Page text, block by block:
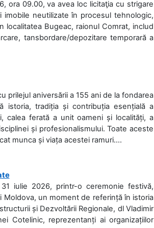
ora 09.00, va avea loc licitaţia cu strigare
neutilizate în procesul tehnologic,
localitatea Bugeac, raionul Comrat, includ
tansbordare/depozitare temporară a
prilejul aniversării a 155 ani de la fondarea
istoria, tradiția și contribuția esențială a
calea ferată a unit oameni și localități, a
și profesionalismului. Toate aceste
munca și viața acestei ramuri....
iulie 2026, printr-o ceremonie festivă,
Moldova, un moment de referință în istoria
și Dezvoltării Regionale, dl Vladimir
Cotelinic, reprezentanți ai organizațiilor